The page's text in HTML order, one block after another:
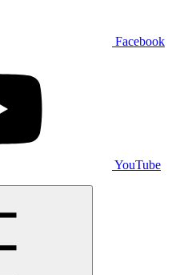
Facebook
YouTube